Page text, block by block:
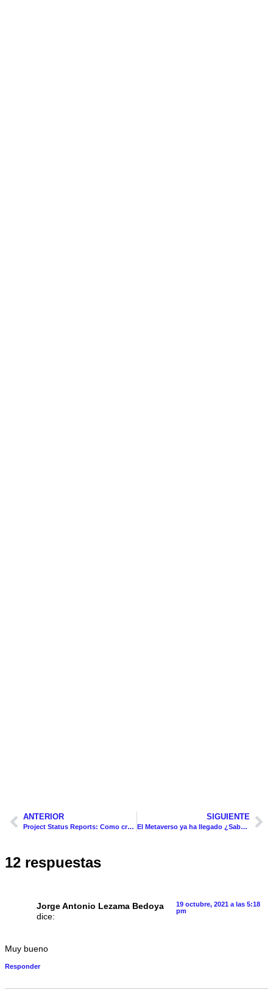
ANTERIOR
Project Status Reports: Como crearlos + 3 Plantillas Descargables
SIGUIENTE
El Metaverso ya ha llegado ¿Sabes como te afectará en tu día a día?
12 respuestas
Jorge Antonio Lezama Bedoya
dice:
19 octubre, 2021 a las 5:18
pm
Muy bueno
Responder